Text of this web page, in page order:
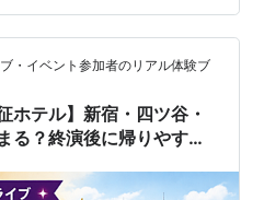
使い分けと、東京駅・新宿
え方をまとめます。 ※本記
を含みます。リンク…
・イベント参加者のリアル体験ブ
ホテル】新宿・四ツ谷・
る？終演後に帰りやすい